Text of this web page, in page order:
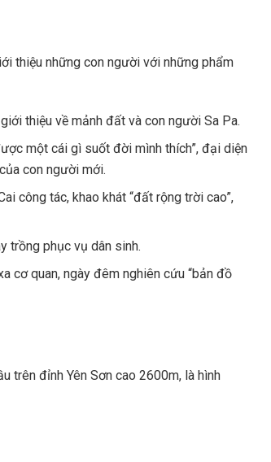
thiệu những con người với những phẩm
thiệu về mảnh đất và con người Sa Pa.
một cái gì suốt đời mình thích”, đại diện
con người mới.
công tác, khao khát “đất rộng trời cao”,
trồng phục vụ dân sinh.
cơ quan, ngày đêm nghiên cứu “bản đồ
trên đỉnh Yên Sơn cao 2600m, là hình